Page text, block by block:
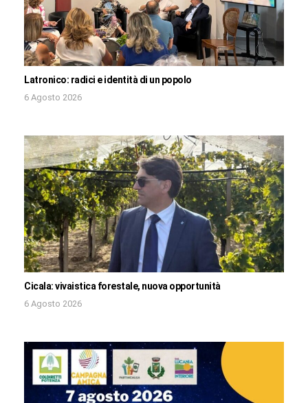
Latronico: radici e identità di un popolo
6 Agosto 2026
Cicala: vivaistica forestale, nuova opportunità
6 Agosto 2026